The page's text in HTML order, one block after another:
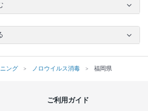
ング ノロウイルス消毒 福岡県
ご利用ガイド